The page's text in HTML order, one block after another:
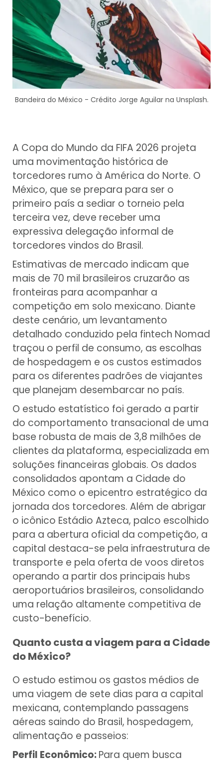
Bandeira do México - Crédito Jorge Aguilar na Unsplash.
A Copa do Mundo da FIFA 2026 projeta
uma movimentação histórica de
torcedores rumo à América do Norte. O
México, que se prepara para ser o
primeiro país a sediar o torneio pela
terceira vez, deve receber uma
expressiva delegação informal de
torcedores vindos do Brasil.
Estimativas de mercado indicam que
mais de 70 mil brasileiros cruzarão as
fronteiras para acompanhar a
competição em solo mexicano. Diante
deste cenário, um levantamento
detalhado conduzido pela fintech Nomad
traçou o perfil de consumo, as escolhas
de hospedagem e os custos estimados
para os diferentes padrões de viajantes
que planejam desembarcar no país.
O estudo estatístico foi gerado a partir
do comportamento transacional de uma
base robusta de mais de 3,8 milhões de
clientes da plataforma, especializada em
soluções financeiras globais. Os dados
consolidados apontam a Cidade do
México como o epicentro estratégico da
jornada dos torcedores. Além de abrigar
o icônico Estádio Azteca, palco escolhido
para a abertura oficial da competição, a
capital destaca-se pela infraestrutura de
transporte e pela oferta de voos diretos
operando a partir dos principais hubs
aeroportuários brasileiros, consolidando
uma relação altamente competitiva de
custo-benefício.
Quanto custa a viagem para a Cidade
do México?
O estudo estimou os gastos médios de
uma viagem de sete dias para a capital
mexicana, contemplando passagens
aéreas saindo do Brasil, hospedagem,
alimentação e passeios:
Perfil Econômico:Para quem busca